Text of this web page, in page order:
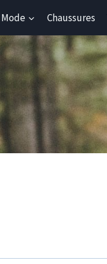
Mode Chaussures